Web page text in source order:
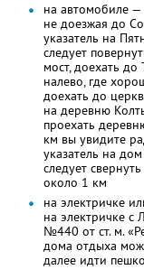
на автомобиле —
не доезжая до
указатель на
следует
мост, доехать до
налево, где
доехать до
на деревню
проехать
км вы увидите
указатель на
следует
около 1 км
на электричке
на электричке с
№440 от ст. м.
дома отдыха
далее идти